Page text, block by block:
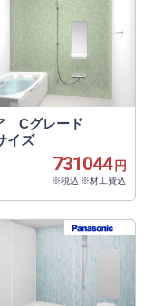
Cグレード
イズ
731044 円
※税込 ※材工費込